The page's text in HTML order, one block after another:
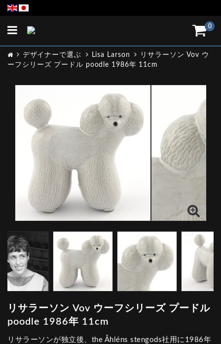
0
Toggle
デザイナーで選ぶ Lisa Larson
リサラーソン Vov ウ
ーフシリーズ プードル poodle 1986年 11cm
リサラーソン Vov ウーフシリーズ プードル
poodle 1986年 11cm
リサラーソンが独立後、the Åhléns stengods社用に1986年